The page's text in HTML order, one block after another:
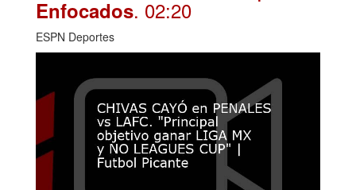
Enfocados. 02:20
ESPN Deportes